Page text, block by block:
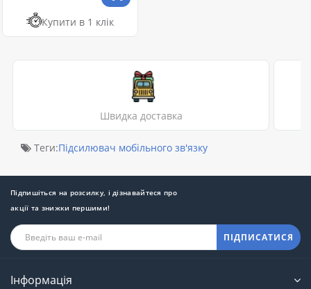
Купити в 1 клік
Швидка доставка
Теги:Підсилювач мобільного зв'язку
Підпишіться на розсилку, і дізнавайтеся про
акції та знижки першими!
ПІДПИСАТИСЯ
Інформація